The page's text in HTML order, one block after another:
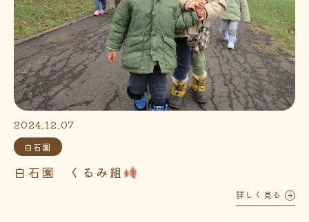
2024.12.07
白石園
白石園 くるみ組
詳しく見る